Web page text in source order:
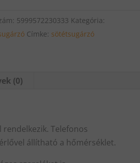
5999572230333 Kategória:
Címke: sötétsugárzó
(0)
Telefonos
állítható a hőmérséklet.